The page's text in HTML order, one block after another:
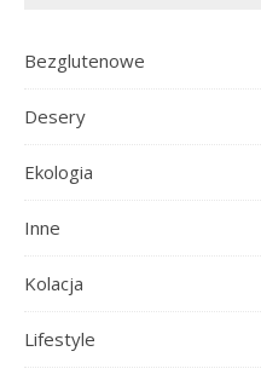
Bezglutenowe
Desery
Ekologia
Inne
Kolacja
Lifestyle